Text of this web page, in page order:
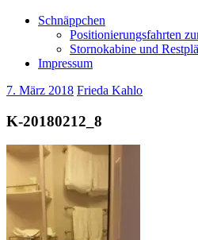
Schnäppchen
Positionierungsfahrten
Stornokabine und
Impressum
7. März 2018 Frieda Kahlo
K-20180212_8